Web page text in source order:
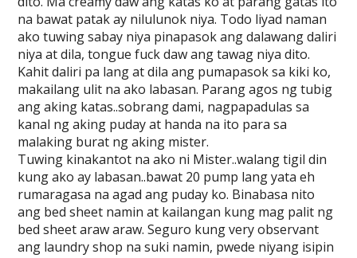
na bawat patak ay nilulunok niya. Todo liyad naman
ako tuwing sabay niya pinapasok ang dalawang daliri
niya at dila, tongue fuck daw ang tawag niya dito.
Kahit daliri pa lang at dila ang pumapasok sa kiki ko,
makailang ulit na ako labasan. Parang agos ng tubig
ang aking katas..sobrang dami, nagpapadulas sa
kanal ng aking puday at handa na ito para sa
malaking burat ng aking mister.
Tuwing kinakantot na ako ni Mister..walang tigil din
kung ako ay labasan..bawat 20 pump lang yata eh
rumaragasa na agad ang puday ko. Binabasa nito
ang bed sheet namin at kailangan kung mag palit ng
bed sheet araw araw. Seguro kung very observant
ang laundry shop na suki namin, pwede niyang isipin